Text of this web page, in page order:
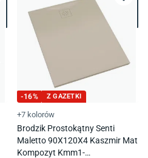
-16% Z GAZETKI
+7 kolorów
Brodzik Prostokątny Senti
Maletto 90X120X4 Kaszmir Mat
Kompozyt Kmm1-